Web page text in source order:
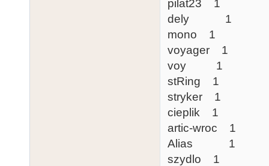
pilat23 1
dely 1
mono 1
voyager 1
voy 1
stRing 1
stryker 1
cieplik 1
artic-wroc 1
Alias 1
szydlo 1